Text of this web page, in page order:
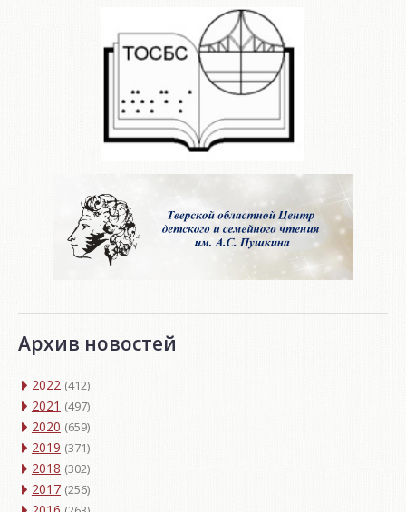
Архив новостей
2022 (412)
2021 (497)
2020 (659)
2019 (371)
2018 (302)
2017 (256)